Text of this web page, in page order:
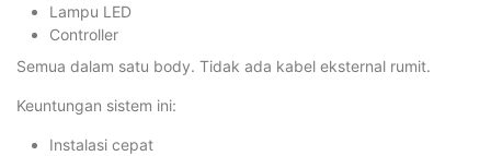
Lampu LED
Controller
Semua dalam satu body. Tidak ada kabel eksternal rumit.
Keuntungan sistem ini:
Instalasi cepat